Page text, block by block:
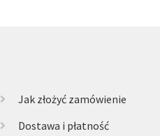
Jak złożyć zamówienie
Dostawa i płatność